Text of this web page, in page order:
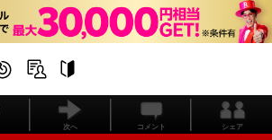
次へ コメント シェア